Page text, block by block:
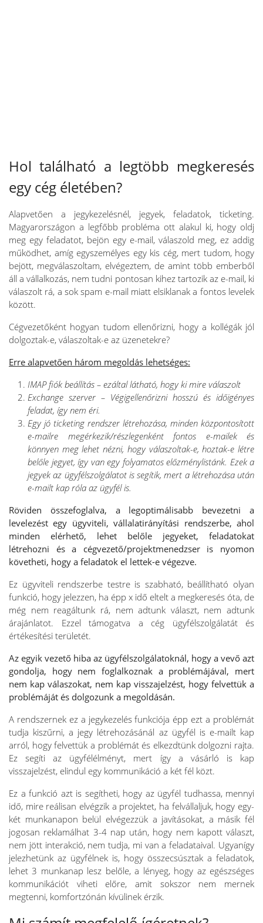
Hol található a legtöbb megkeresés
egy cég életében?
Alapvetően a jegykezelésnél, jegyek, feladatok, ticketing.
Magyarországon a legfőbb probléma ott alakul ki, hogy oldj
meg egy feladatot, bejön egy e-mail, válaszold meg, ez addig
működhet, amíg egyszemélyes egy kis cég, mert tudom, hogy
bejött, megválaszoltam, elvégeztem, de amint több emberből
áll a vállalkozás, nem tudni pontosan kihez tartozik az e-mail, ki
válaszolt rá, a sok spam e-mail miatt elsiklanak a fontos levelek
között.
Cégvezetőként hogyan tudom ellenőrizni, hogy a kollégák jól
dolgoztak-e, válaszoltak-e az üzenetekre?
Erre alapvetően három megoldás lehetséges:
IMAP fiók beállítás – ezáltal látható, hogy ki mire válaszolt
Exchange szerver – Végigellenőrizni hosszú és időigényes
feladat, így nem éri.
Egy jó ticketing rendszer létrehozása, minden központosított
e-mailre megérkezik/részlegenként fontos e-mailek és
könnyen meg lehet nézni, hogy válaszoltak-e, hoztak-e létre
belőle jegyet, így van egy folyamatos előzménylistánk. Ezek a
jegyek az ügyfélszolgálatot is segítik, mert a létrehozása után
e-mailt kap róla az ügyfél is.
Röviden összefoglalva, a legoptimálisabb bevezetni a
levelezést egy ügyviteli, vállalatirányítási rendszerbe, ahol
minden elérhető, lehet belőle jegyeket, feladatokat
létrehozni és a cégvezető/projektmenedzser is nyomon
követheti, hogy a feladatok el lettek-e végezve.
Ez ügyviteli rendszerbe testre is szabható, beállítható olyan
funkció, hogy jelezzen, ha épp x idő eltelt a megkeresés óta, de
még nem reagáltunk rá, nem adtunk választ, nem adtunk
árajánlatot. Ezzel támogatva a cég ügyfélszolgálatát és
értékesítési területét.
Az egyik vezető hiba az ügyfélszolgálatoknál, hogy a vevő azt
gondolja, hogy nem foglalkoznak a problémájával, mert
nem kap válaszokat, nem kap visszajelzést, hogy felvettük a
problémáját és dolgozunk a megoldásán.
A rendszernek ez a jegykezelés funkciója épp ezt a problémát
tudja kiszűrni, a jegy létrehozásánál az ügyfél is e-mailt kap
arról, hogy felvettük a problémát és elkezdtünk dolgozni rajta.
Ez segíti az ügyfélélményt, mert így a vásárló is kap
visszajelzést, elindul egy kommunikáció a két fél közt.
Ez a funkció azt is segítheti, hogy az ügyfél tudhassa, mennyi
idő, mire reálisan elvégzik a projektet, ha felvállaljuk, hogy egy-
két munkanapon belül elvégezzük a javításokat, a másik fél
jogosan reklamálhat 3-4 nap után, hogy nem kapott választ,
nem jött interakció, nem tudja, mi van a feladataival. Ugyanígy
jelezhetünk az ügyfélnek is, hogy összecsúsztak a feladatok,
lehet 3 munkanap lesz belőle, a lényeg, hogy az egészséges
kommunikációt viheti előre, amit sokszor nem mernek
megtenni, komfortzónán kívülinek érzik.